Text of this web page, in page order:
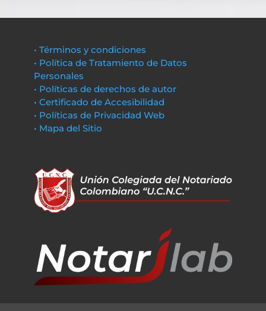
• Términos y condiciones
• Política de Tratamiento de Datos
Personales
• Políticas de derechos de autor
• Certificado de Accesibilidad
• Políticas de Privacidad Web
• Mapa del Sitio